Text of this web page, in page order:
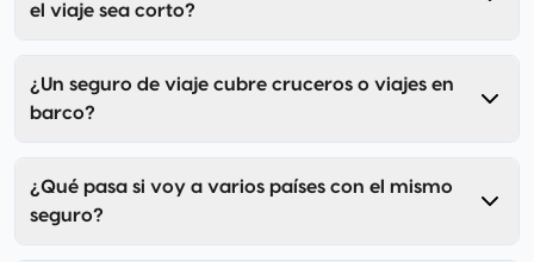
el viaje sea corto?
¿Un seguro de viaje cubre cruceros o viajes en
barco?
¿Qué pasa si voy a varios países con el mismo
seguro?